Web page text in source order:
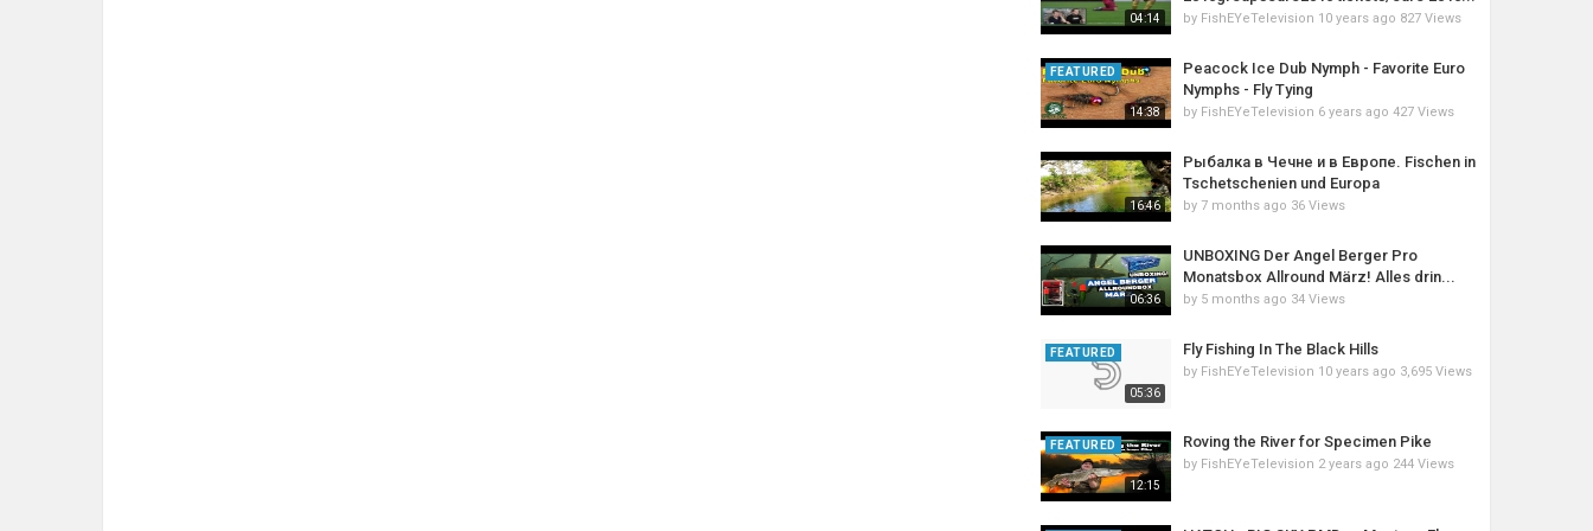
04:14 by FishEYeTelevision 10 years ago 827 Views
14:38
FEATURED
Peacock Ice Dub Nymph - Favorite Euro
Nymphs - Fly Tying
by FishEYeTelevision 6 years ago 427 Views
16:46
Рыбалка в Чечне и в Европе. Fischen in
Tschetschenien und Europa
by 7 months ago 36 Views
06:36
UNBOXING Der Angel Berger Pro
Monatsbox Allround März! Alles drin...
by 5 months ago 34 Views
05:36
FEATURED Fly Fishing In The Black Hills
by FishEYeTelevision 10 years ago 3,695 Views
12:15
FEATURED Roving the River for Specimen Pike
by FishEYeTelevision 2 years ago 244 Views